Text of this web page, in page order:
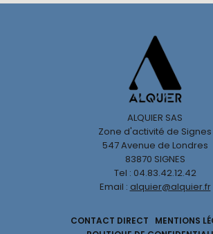
ALQUIER SAS
Zone d'activité de Signes
547 Avenue de Londres
83870 SIGNES
Tel : 04.83.42.12.42
Email : alquier@alquier.fr
CONTACT DIRECT
MENTIONS